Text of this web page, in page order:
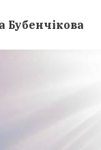
Бубенчікова​